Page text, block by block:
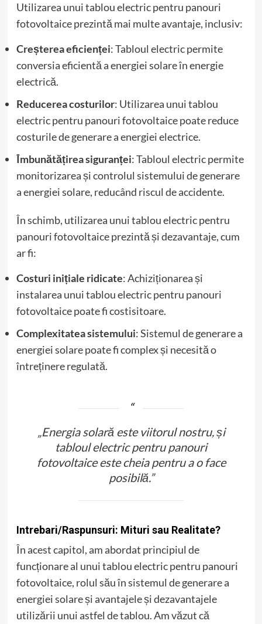
Utilizarea unui tablou electric pentru panouri
fotovoltaice prezintă mai multe avantaje, inclusiv:
Creșterea eficienței: Tabloul electric permite
conversia eficientă a energiei solare în energie
electrică.
Reducerea costurilor: Utilizarea unui tablou
electric pentru panouri fotovoltaice poate reduce
costurile de generare a energiei electrice.
Îmbunătățirea siguranței: Tabloul electric permite
monitorizarea și controlul sistemului de generare
a energiei solare, reducând riscul de accidente.
În schimb, utilizarea unui tablou electric pentru
panouri fotovoltaice prezintă și dezavantaje, cum
ar fi:
Costuri inițiale ridicate: Achiziționarea și
instalarea unui tablou electric pentru panouri
fotovoltaice poate fi costisitoare.
Complexitatea sistemului: Sistemul de generare a
energiei solare poate fi complex și necesită o
întreținere regulată.
„Energia solară este viitorul nostru, și
tabloul electric pentru panouri
fotovoltaice este cheia pentru a o face
posibilă.”
Intrebari/Raspunsuri: Mituri sau Realitate?
În acest capitol, am abordat principiul de
funcționare al unui tablou electric pentru panouri
fotovoltaice, rolul său în sistemul de generare a
energiei solare și avantajele și dezavantajele
utilizării unui astfel de tablou. Am văzut că